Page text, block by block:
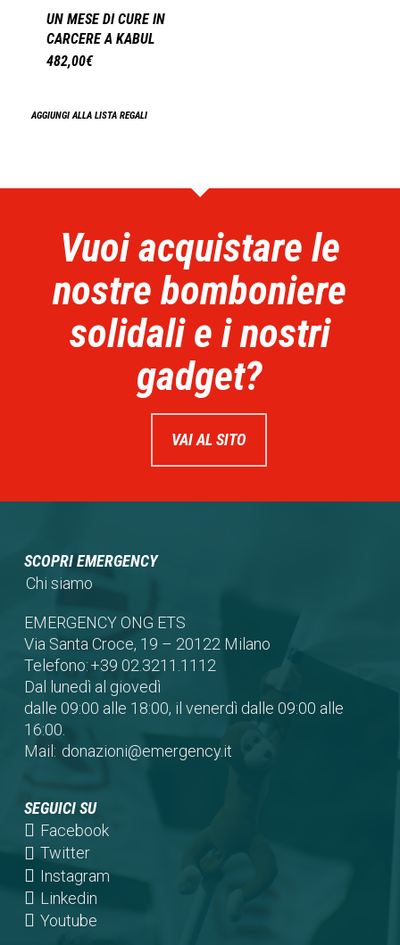
UN MESE DI CURE IN
CARCERE A KABUL
482,00€
AGGIUNGI ALLA LISTA REGALI
Vuoi acquistare le
nostre bomboniere
solidali e i nostri
gadget?
VAI AL SITO
SCOPRI EMERGENCY
Chi siamo
EMERGENCY ONG ETS
Via Santa Croce, 19 – 20122 Milano
Telefono:+39 02.3211.1112
Dal lunedì al giovedì
dalle 09:00 alle 18:00, il venerdì dalle 09:00 alle
16:00.
Mail: donazioni@emergency.it
SEGUICI SU
Facebook(opens
a
Twitter(opens
in
a
new
Instagram(opens
Linkedin(opens
in
Youtube(opens